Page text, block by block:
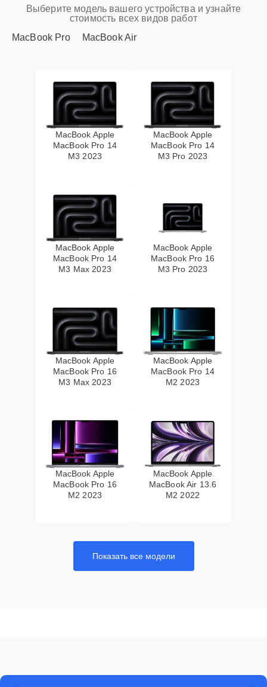
Выберите модель вашего устройства и узнайте
стоимость всех видов работ
MacBook Pro
MacBook Air
MacBook Apple
MacBook Pro 14
M3 2023
MacBook Apple
MacBook Pro 14
M3 Pro 2023
MacBook Apple
MacBook Pro 14
M3 Max 2023
MacBook Apple
MacBook Pro 16
M3 Pro 2023
MacBook Apple
MacBook Pro 16
M3 Max 2023
MacBook Apple
MacBook Pro 14
M2 2023
MacBook Apple
MacBook Pro 16
M2 2023
MacBook Apple
MacBook Air 13.6
M2 2022
Показать все модели